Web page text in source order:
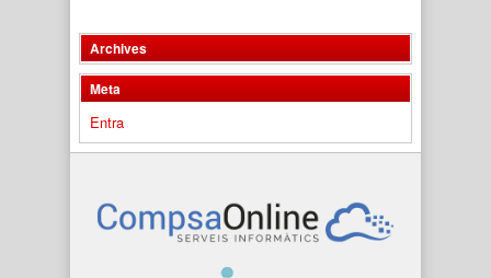
Archives
Meta
Entra